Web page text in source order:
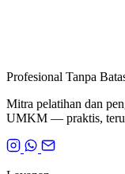
Profesional Tanpa
Mitra pelatihan dan
UMKM — praktis,